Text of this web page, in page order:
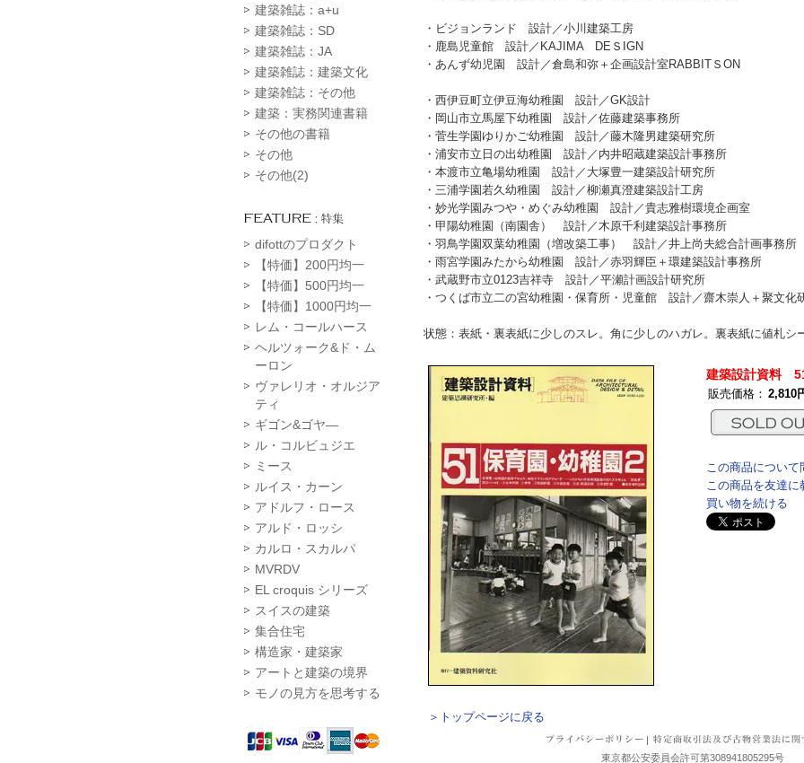
建築雑誌：a+u
建築雑誌：SD
建築雑誌：JA
建築雑誌：建築文化
建築雑誌：その他
建築：実務関連書籍
その他の書籍
その他
その他(2)
difottのプロダクト
【特価】200円均一
【特価】500円均一
【特価】1000円均一
レム・コールハース
ヘルツォーク&ド・ム
ーロン
ヴァレリオ・オルジア
ティ
ギゴン&ゴヤ―
ル・コルビュジエ
ミース
ルイス・カーン
アドルフ・ロース
アルド・ロッシ
カルロ・スカルパ
MVRDV
EL croquis シリーズ
スイスの建築
集合住宅
構造家・建築家
アートと建築の境界
モノの見方を思考する
・ビジョンランド 設計／小川建築工房
・鹿島児童館 設計／KAJIMA DEＳIGN
・あんず幼児園 設計／倉島和弥＋企画設計室RABBITＳON
・西伊豆町立伊豆海幼稚園 設計／GK設計
・岡山市立馬屋下幼稚園 設計／佐藤建築事務所
・菅生学園ゆりかご幼稚園 設計／藤木隆男建築研究所
・浦安市立日の出幼稚園 設計／内井昭蔵建築設計事務所
・本渡市立亀場幼稚園 設計／大塚豊一建築設計研究所
・三浦学園若久幼稚園 設計／柳瀬真澄建築設計工房
・妙光学園みつや・めぐみ幼稚園 設計／貴志雅樹環境企画室
・甲陽幼稚園（南園舎） 設計／木原千利建築設計事務所
・羽鳥学園双葉幼稚園（増改築工事） 設計／井上尚夫総合計画事務所
・雨宮学園みたから幼稚園 設計／赤羽輝臣＋環建築設計事務所
・武蔵野市立0123吉祥寺 設計／平瀬計画設計研究所
・つくば市立二の宮幼稚園・保育所・児童館 設計／齋木崇人＋聚文化
状態：表紙・裏表紙に少しのスレ。角に少しのハガレ。裏表紙に値札シ
建築設計資料
販売価格： 2,810
この商品について
この商品を友達に
買い物を続ける
＞トップページに戻る
|
東京都公安委員会許可第308941805295号